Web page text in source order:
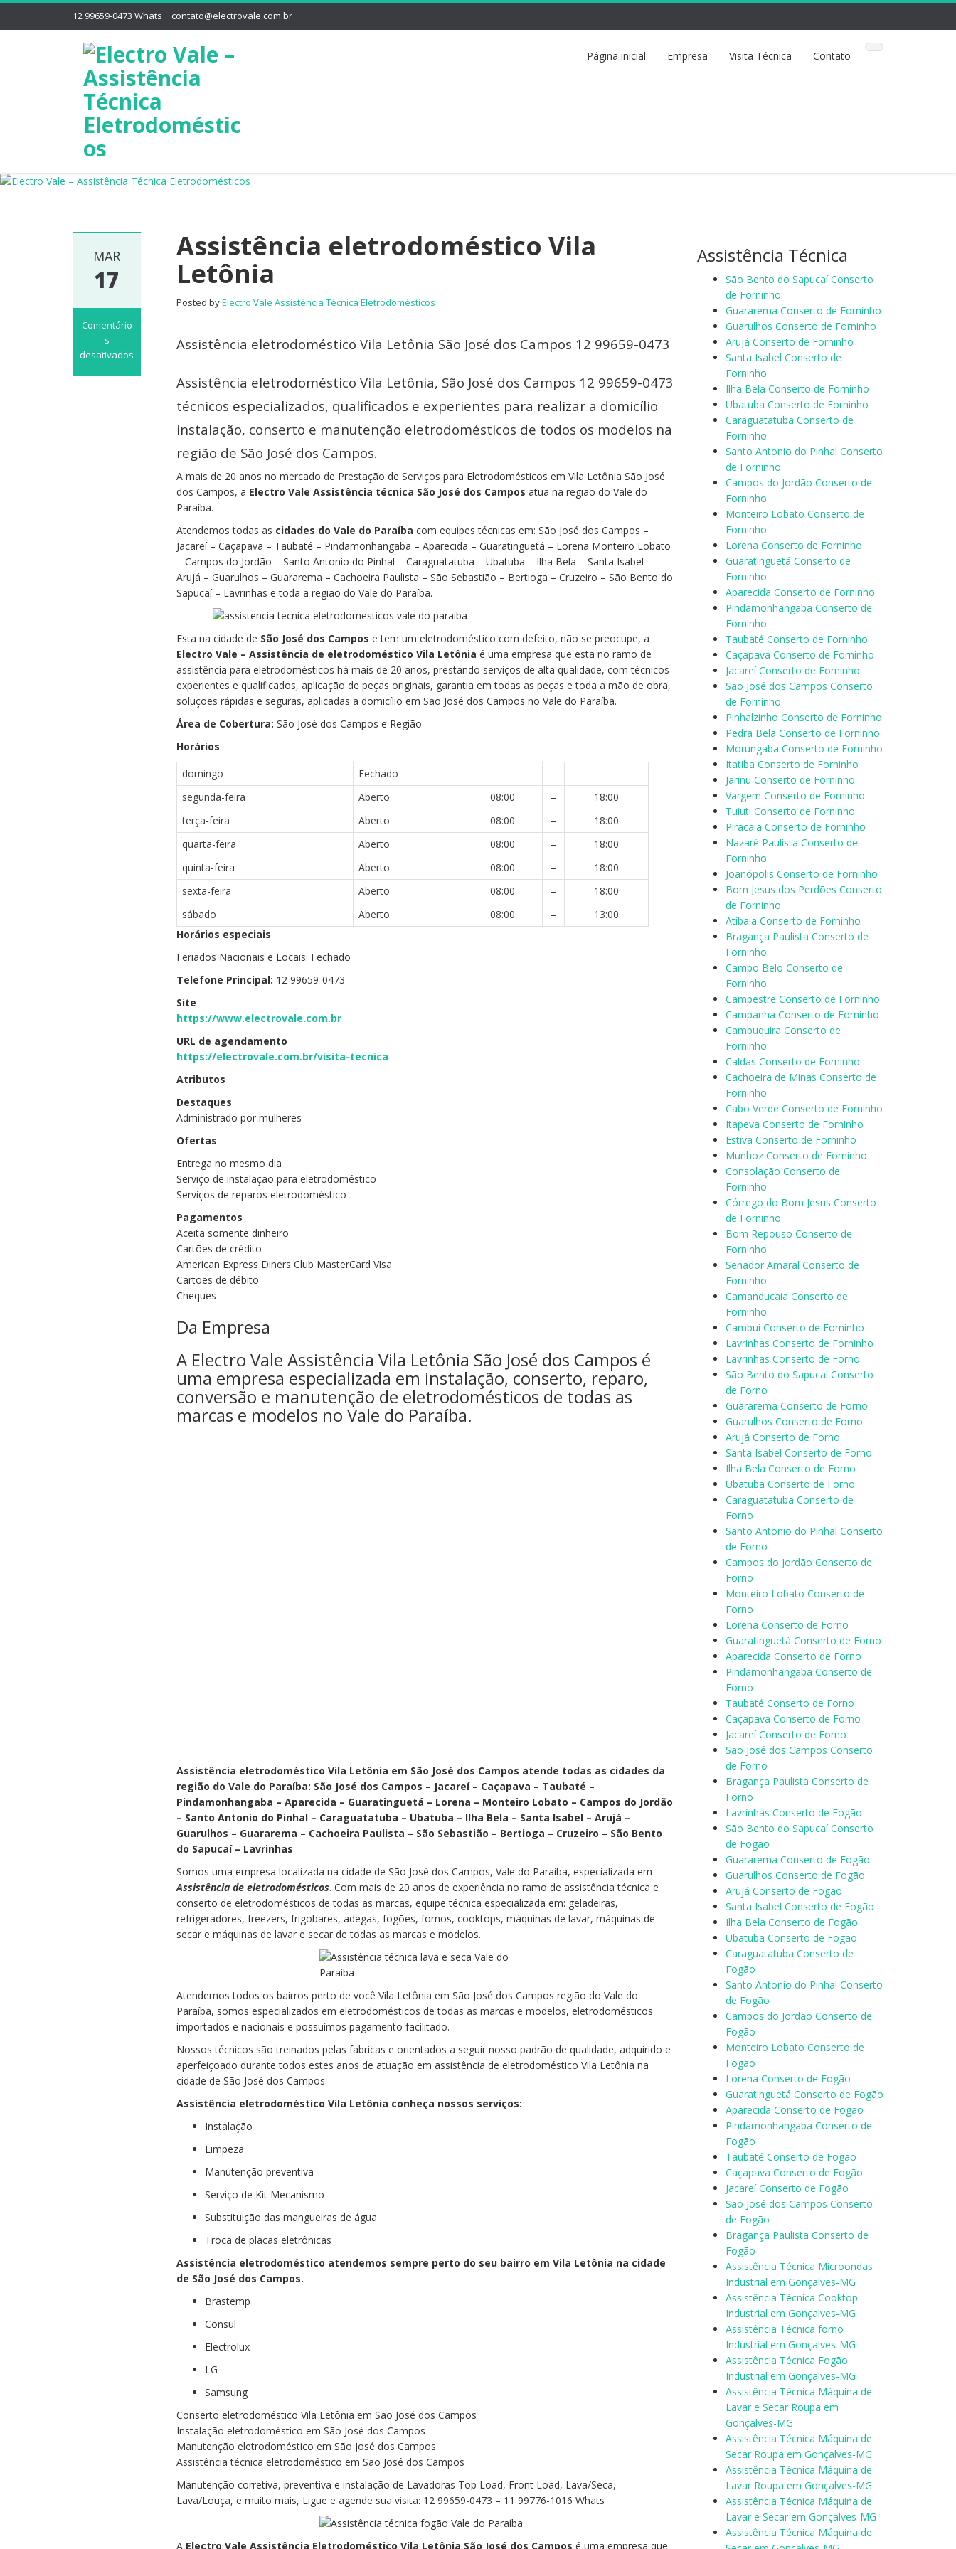
12 99659-0473 Whats contato@electrovale.com.br
Página inicial Empresa Visita Técnica Contato
MAR
17
Comentário
s
desativados
Assistência eletrodoméstico Vila
Letônia
Posted byElectro Vale Assistência Técnica Eletrodomésticos
Assistência eletrodoméstico Vila Letônia São José dos Campos 12 99659-0473
Assistência eletrodoméstico Vila Letônia, São José dos Campos 12 99659-0473
técnicos especializados, qualificados e experientes para realizar a domicílio
instalação, conserto e manutenção eletrodomésticos de todos os modelos na
região de São José dos Campos.
A mais de 20 anos no mercado de Prestação de Serviços para Eletrodomésticos em Vila Letônia São José
dos Campos, a Electro Vale Assistência técnica São José dos Campos atua na região do Vale do
Paraíba.
Atendemos todas as cidades do Vale do Paraíba com equipes técnicas em: São José dos Campos –
Jacareí – Caçapava – Taubaté – Pindamonhangaba – Aparecida – Guaratinguetá – Lorena Monteiro Lobato
– Campos do Jordão – Santo Antonio do Pinhal – Caraguatatuba – Ubatuba – Ilha Bela – Santa Isabel –
Arujá – Guarulhos – Guararema – Cachoeira Paulista – São Sebastião – Bertioga – Cruzeiro – São Bento do
Sapucaí – Lavrinhas e toda a região do Vale do Paraíba.
Esta na cidade de São José dos Campos e tem um eletrodoméstico com defeito, não se preocupe, a
Electro Vale – Assistência de eletrodoméstico Vila Letôniaé uma empresa que esta no ramo de
assistência para eletrodomésticos há mais de 20 anos, prestando serviços de alta qualidade, com técnicos
experientes e qualificados, aplicação de peças originais, garantia em todas as peças e toda a mão de obra,
soluções rápidas e seguras, aplicadas a domicílio em São José dos Campos no Vale do Paraíba.
Área de Cobertura: São José dos Campos e Região
Horários
domingo
Fechado
segunda-feira
Aberto 08:00 –
18:00
terça-feira
Aberto 08:00 –
18:00
quarta-feira
Aberto 08:00 –
18:00
quinta-feira
Aberto 08:00 –
18:00
sexta-feira
Aberto 08:00 –
18:00
sábado
Aberto 08:00 –
13:00
Horários especiais
Feriados Nacionais e Locais: Fechado
Telefone Principal: 12 99659-0473
Site
https://www.electrovale.com.br
URL de agendamento
https://electrovale.com.br/visita-tecnica
Atributos
Destaques
Administrado por mulheres
Ofertas
Entrega no mesmo dia
Serviço de instalação para eletrodoméstico
Serviços de reparos eletrodoméstico
Pagamentos
Aceita somente dinheiro
Cartões de crédito
American Express Diners Club MasterCard Visa
Cartões de débito
Cheques
Da Empresa
A Electro Vale Assistência Vila Letônia São José dos Campos é
uma empresa especializada em instalação, conserto, reparo,
conversão e manutenção de eletrodomésticos de todas as
marcas e modelos no Vale do Paraíba.
Assistência eletrodoméstico Vila Letônia em São José dos Campos atende todas as cidades da
região do Vale do Paraíba: São José dos Campos – Jacareí – Caçapava – Taubaté –
Pindamonhangaba – Aparecida – Guaratinguetá – Lorena – Monteiro Lobato – Campos do Jordão
– Santo Antonio do Pinhal – Caraguatatuba – Ubatuba – Ilha Bela – Santa Isabel – Arujá –
Guarulhos – Guararema – Cachoeira Paulista – São Sebastião – Bertioga – Cruzeiro – São Bento
do Sapucaí – Lavrinhas
Somos uma empresa localizada na cidade de São José dos Campos, Vale do Paraíba, especializada em
Assistência de eletrodomésticos. Com mais de 20 anos de experiência no ramo de assistência técnica e
conserto de eletrodomésticos de todas as marcas, equipe técnica especializada em: geladeiras,
refrigeradores, freezers, frigobares, adegas, fogões, fornos, cooktops, máquinas de lavar, máquinas de
secar e máquinas de lavar e secar de todas as marcas e modelos.
Atendemos todos os bairros perto de você Vila Letônia em São José dos Campos região do Vale do
Paraíba, somos especializados em eletrodomésticos de todas as marcas e modelos, eletrodomésticos
importados e nacionais e possuímos pagamento facilitado.
Nossos técnicos são treinados pelas fabricas e orientados a seguir nosso padrão de qualidade, adquirido e
aperfeiçoado durante todos estes anos de atuação em assistência de eletrodoméstico Vila Letônia na
cidade de São José dos Campos.
Assistência eletrodoméstico Vila Letônia conheça nossos serviços:
Instalação
Limpeza
Manutenção preventiva
Serviço de Kit Mecanismo
Substituição das mangueiras de água
Troca de placas eletrônicas
Assistência eletrodoméstico atendemos sempre perto do seu bairro em Vila Letônia na cidade
de São José dos Campos.
Brastemp
Consul
Electrolux
LG
Samsung
Conserto eletrodoméstico Vila Letônia em São José dos Campos
Instalação eletrodoméstico em São José dos Campos
Manutenção eletrodoméstico em São José dos Campos
Assistência técnica eletrodoméstico em São José dos Campos
Manutenção corretiva, preventiva e instalação de Lavadoras Top Load, Front Load, Lava/Seca,
Lava/Louça, e muito mais, Ligue e agende sua visita: 12 99659-0473 – 11 99776-1016 Whats
A Electro Vale Assistência Eletrodoméstico Vila Letônia São José dos Campos é uma empresa que
Assistência Técnica
São Bento do Sapucaí Conserto
de Forninho
Guararema Conserto de Forninho
Guarulhos Conserto de Forninho
Arujá Conserto de Forninho
Santa Isabel Conserto de
Forninho
Ilha Bela Conserto de Forninho
Ubatuba Conserto de Forninho
Caraguatatuba Conserto de
Forninho
Santo Antonio do Pinhal Conserto
de Forninho
Campos do Jordão Conserto de
Forninho
Monteiro Lobato Conserto de
Forninho
Lorena Conserto de Forninho
Guaratinguetá Conserto de
Forninho
Aparecida Conserto de Forninho
Pindamonhangaba Conserto de
Forninho
Taubaté Conserto de Forninho
Caçapava Conserto de Forninho
Jacareí Conserto de Forninho
São José dos Campos Conserto
de Forninho
Pinhalzinho Conserto de Forninho
Pedra Bela Conserto de Forninho
Morungaba Conserto de Forninho
Itatiba Conserto de Forninho
Jarinu Conserto de Forninho
Vargem Conserto de Forninho
Tuiuti Conserto de Forninho
Piracaia Conserto de Forninho
Nazaré Paulista Conserto de
Forninho
Joanópolis Conserto de Forninho
Bom Jesus dos Perdões Conserto
de Forninho
Atibaia Conserto de Forninho
Bragança Paulista Conserto de
Forninho
Campo Belo Conserto de
Forninho
Campestre Conserto de Forninho
Campanha Conserto de Forninho
Cambuquira Conserto de
Forninho
Caldas Conserto de Forninho
Cachoeira de Minas Conserto de
Forninho
Cabo Verde Conserto de Forninho
Itapeva Conserto de Forninho
Estiva Conserto de Forninho
Munhoz Conserto de Forninho
Consolação Conserto de
Forninho
Córrego do Bom Jesus Conserto
de Forninho
Bom Repouso Conserto de
Forninho
Senador Amaral Conserto de
Forninho
Camanducaia Conserto de
Forninho
Cambuí Conserto de Forninho
Lavrinhas Conserto de Forninho
Lavrinhas Conserto de Forno
São Bento do Sapucaí Conserto
de Forno
Guararema Conserto de Forno
Guarulhos Conserto de Forno
Arujá Conserto de Forno
Santa Isabel Conserto de Forno
Ilha Bela Conserto de Forno
Ubatuba Conserto de Forno
Caraguatatuba Conserto de
Forno
Santo Antonio do Pinhal Conserto
de Forno
Campos do Jordão Conserto de
Forno
Monteiro Lobato Conserto de
Forno
Lorena Conserto de Forno
Guaratinguetá Conserto de Forno
Aparecida Conserto de Forno
Pindamonhangaba Conserto de
Forno
Taubaté Conserto de Forno
Caçapava Conserto de Forno
Jacareí Conserto de Forno
São José dos Campos Conserto
de Forno
Bragança Paulista Conserto de
Forno
Lavrinhas Conserto de Fogão
São Bento do Sapucaí Conserto
de Fogão
Guararema Conserto de Fogão
Guarulhos Conserto de Fogão
Arujá Conserto de Fogão
Santa Isabel Conserto de Fogão
Ilha Bela Conserto de Fogão
Ubatuba Conserto de Fogão
Caraguatatuba Conserto de
Fogão
Santo Antonio do Pinhal Conserto
de Fogão
Campos do Jordão Conserto de
Fogão
Monteiro Lobato Conserto de
Fogão
Lorena Conserto de Fogão
Guaratinguetá Conserto de Fogão
Aparecida Conserto de Fogão
Pindamonhangaba Conserto de
Fogão
Taubaté Conserto de Fogão
Caçapava Conserto de Fogão
Jacareí Conserto de Fogão
São José dos Campos Conserto
de Fogão
Bragança Paulista Conserto de
Fogão
Assistência Técnica Microondas
Industrial em Gonçalves-MG
Assistência Técnica Cooktop
Industrial em Gonçalves-MG
Assistência Técnica forno
Industrial em Gonçalves-MG
Assistência Técnica Fogão
Industrial em Gonçalves-MG
Assistência Técnica Máquina de
Lavar e Secar Roupa em
Gonçalves-MG
Assistência Técnica Máquina de
Secar Roupa em Gonçalves-MG
Assistência Técnica Máquina de
Lavar Roupa em Gonçalves-MG
Assistência Técnica Máquina de
Lavar e Secar em Gonçalves-MG
Assistência Técnica Máquina de